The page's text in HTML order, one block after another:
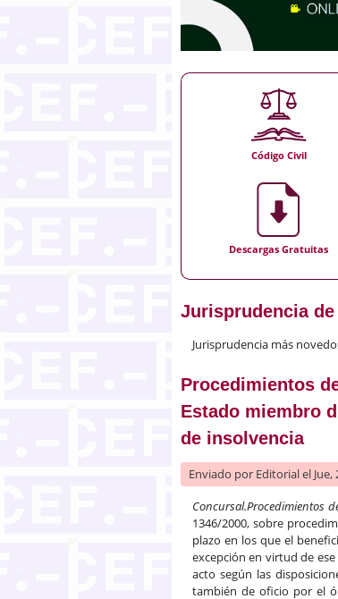
Código Civil
Descargas Gratuitas
Jurisprudencia
Jurisprudencia más
Procedimientos
Estado miembro
de insolvencia
Enviado por Editorialel
Concursal.Procedimientos
1346/2000, sobre
plazo en los que el
excepción en virtud de
acto según las
también de oficio por el